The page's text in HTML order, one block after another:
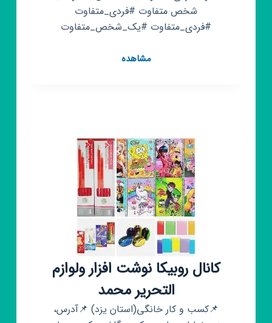
شخص متفاوت #فردی_متفاوت
#فردی_متفاوت #یک_شخص_متفاوت
مشاهدهکانال
غریبه♥️فردی
متفاوت
💫
یک
شخص
متفاوت💯
کانال روبیکا نوشت افزار ولوازم
التحریر محمد
📌کسب و کار خانگی(استان يزد) 📌آدرس،